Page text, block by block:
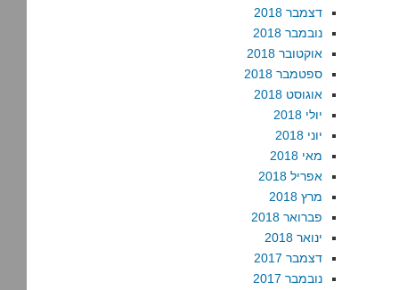
דצמבר 2018
נובמבר 2018
אוקטובר 2018
ספטמבר 2018
אוגוסט 2018
יולי 2018
יוני 2018
מאי 2018
אפריל 2018
מרץ 2018
פברואר 2018
ינואר 2018
דצמבר 2017
נובמבר 2017